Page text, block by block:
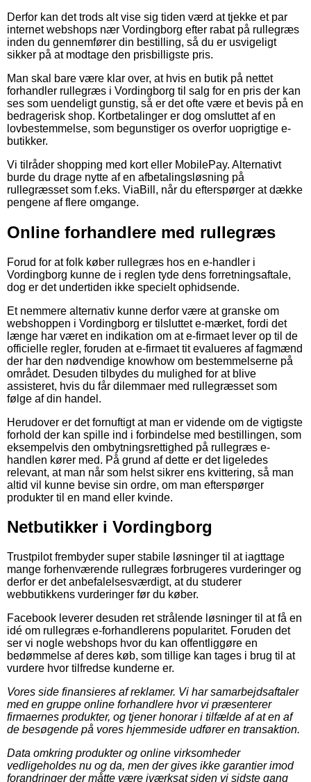
Derfor kan det trods alt vise sig tiden værd at tjekke et par
internet webshops nær Vordingborg efter rabat på rullegræs
inden du gennemfører din bestilling, så du er usvigeligt
sikker på at modtage den prisbilligste pris.
Man skal bare være klar over, at hvis en butik på nettet
forhandler rullegræs i Vordingborg til salg for en pris der kan
ses som uendeligt gunstig, så er det ofte være et bevis på en
bedragerisk shop. Kortbetalinger er dog omsluttet af en
lovbestemmelse, som begunstiger os overfor uoprigtige e-
butikker.
Vi tilråder shopping med kort eller MobilePay. Alternativt
burde du drage nytte af en afbetalingsløsning på
rullegræsset som f.eks. ViaBill, når du efterspørger at dække
pengene af flere omgange.
Online forhandlere med rullegræs
Forud for at folk køber rullegræs hos en e-handler i
Vordingborg kunne de i reglen tyde dens forretningsaftale,
dog er det undertiden ikke specielt ophidsende.
Et nemmere alternativ kunne derfor være at granske om
webshoppen i Vordingborg er tilsluttet e-mærket, fordi det
længe har været en indikation om at e-firmaet lever op til de
officielle regler, foruden at e-firmaet tit evalueres af fagmænd
der har den nødvendige knowhow om bestemmelserne på
området. Desuden tilbydes du mulighed for at blive
assisteret, hvis du får dilemmaer med rullegræsset som
følge af din handel.
Herudover er det fornuftigt at man er vidende om de vigtigste
forhold der kan spille ind i forbindelse med bestillingen, som
eksempelvis den ombytningsrettighed på rullegræs e-
handlen kører med. På grund af dette er det ligeledes
relevant, at man når som helst sikrer ens kvittering, så man
altid vil kunne bevise sin ordre, om man efterspørger
produkter til en mand eller kvinde.
Netbutikker i Vordingborg
Trustpilot frembyder super stabile løsninger til at iagttage
mange forhenværende rullegræs forbrugeres vurderinger og
derfor er det anbefalelsesværdigt, at du studerer
webbutikkens vurderinger før du køber.
Facebook leverer desuden ret strålende løsninger til at få en
idé om rullegræs e-forhandlerens popularitet. Foruden det
ser vi nogle webshops hvor du kan offentliggøre en
bedømmelse af deres køb, som tillige kan tages i brug til at
vurdere hvor tilfredse kunderne er.
Vores side finansieres af reklamer. Vi har samarbejdsaftaler
med en gruppe online forhandlere hvor vi præsenterer
firmaernes produkter, og tjener honorar i tilfælde af at en af
de besøgende på vores hjemmeside udfører en transaktion.
Data omkring produkter og online virksomheder
vedligeholdes nu og da, men der gives ikke garantier imod
forandringer der måtte være iværksat siden vi sidste gang